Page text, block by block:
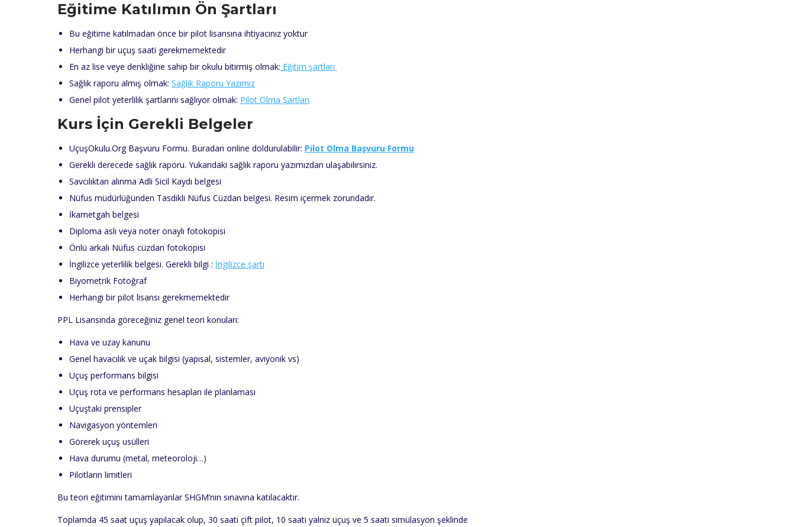
Eğitime Katılımın Ön Şartları
Bu eğitime katılmadan önce bir pilot lisansına ihtiyacınız yoktur
Herhangi bir uçuş saati gerekmemektedir
En az lise veye denkliğine sahip bir okulu bitirmiş olmak: Eğitim şartları
Sağlık raporu almış olmak: Sağlık Raporu Yazımız
Genel pilot yeterlilik şartlarını sağlıyor olmak: Pilot Olma Şartları
Kurs İçin Gerekli Belgeler
UçuşOkulu.Org Başvuru Formu. Buradan online doldurulabilir: Pilot Olma Başvuru Formu
Gerekli derecede sağlık raporu. Yukarıdaki sağlık raporu yazımızdan ulaşabilirsiniz.
Savcılıktan alınma Adli Sicil Kaydı belgesi
Nüfus müdürlüğünden Tasdikli Nüfus Cüzdan belgesi. Resim içermek zorundadır.
İkametgah belgesi
Diploma aslı veya noter onaylı fotokopisi
Önlü arkalı Nüfus cüzdan fotokopisi
İngilizce yeterlilik belgesi. Gerekli bilgi : İngilizce şartı
Biyometrik Fotoğraf
Herhangi bir pilot lisansı gerekmemektedir
PPL Lisansında göreceğiniz genel teori konuları:
Hava ve uzay kanunu
Genel havacılık ve uçak bilgisi (yapısal, sistemler, aviyonik vs)
Uçuş performans bilgisi
Uçuş rota ve performans hesapları ile planlaması
Uçuştaki prensipler
Navigasyon yöntemleri
Görerek uçuş usülleri
Hava durumu (metal, meteoroloji…)
Pilotların limitleri
Bu teori eğitimini tamamlayanlar SHGM’nin sınavına katılacaktır.
Toplamda 45 saat uçuş yapılacak olup, 30 saati çift pilot, 10 saati yalnız uçuş ve 5 saati simülasyon şeklinde